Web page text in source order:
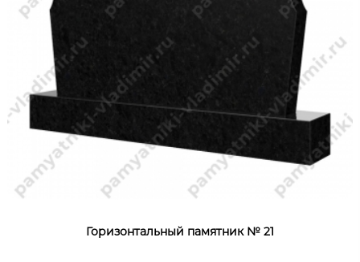
Горизонтальный памятник № 21